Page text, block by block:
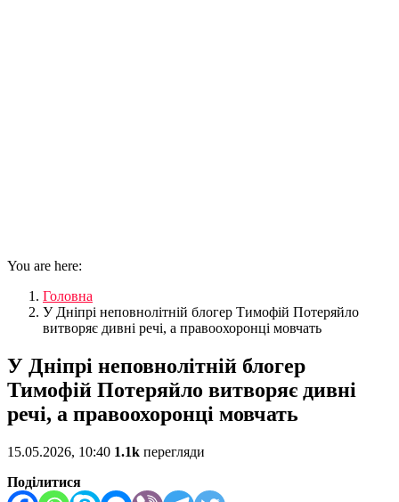
You are here:
Головна
У Дніпрі неповнолітній блогер Тимофій Потеряйло
витворяє дивні речі, а правоохоронці мовчать
У Дніпрі неповнолітній блогер
Тимофій Потеряйло витворяє дивні
речі, а правоохоронці мовчать
15.05.2026, 10:40 1.1k перегляди
Поділитися